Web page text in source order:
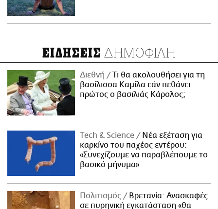
ΕΙΔΗΣΕΙΣ ΔΗΜΟΦΙΛΗ
Διεθνή
Τι θα ακολουθήσει για τη
βασίλισσα Καμίλα εάν πεθάνει
πρώτος ο βασιλιάς Κάρολος;
Τech & Science
Νέα εξέταση για
καρκίνο του παχέος εντέρου:
«Συνεχίζουμε να παραβλέπουμε το
βασικό μήνυμα»
Πολιτισμός
Βρετανία: Ανασκαφές
σε πυρηνική εγκατάσταση «θα